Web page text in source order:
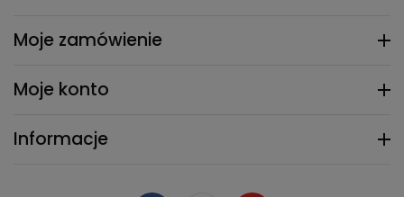
Moje zamówienie
Moje konto
Informacje